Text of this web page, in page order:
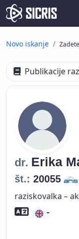
Novo iskanje
Publikacije
dr. Erika
št.: 20055
raziskovalka –
Znanje tujih